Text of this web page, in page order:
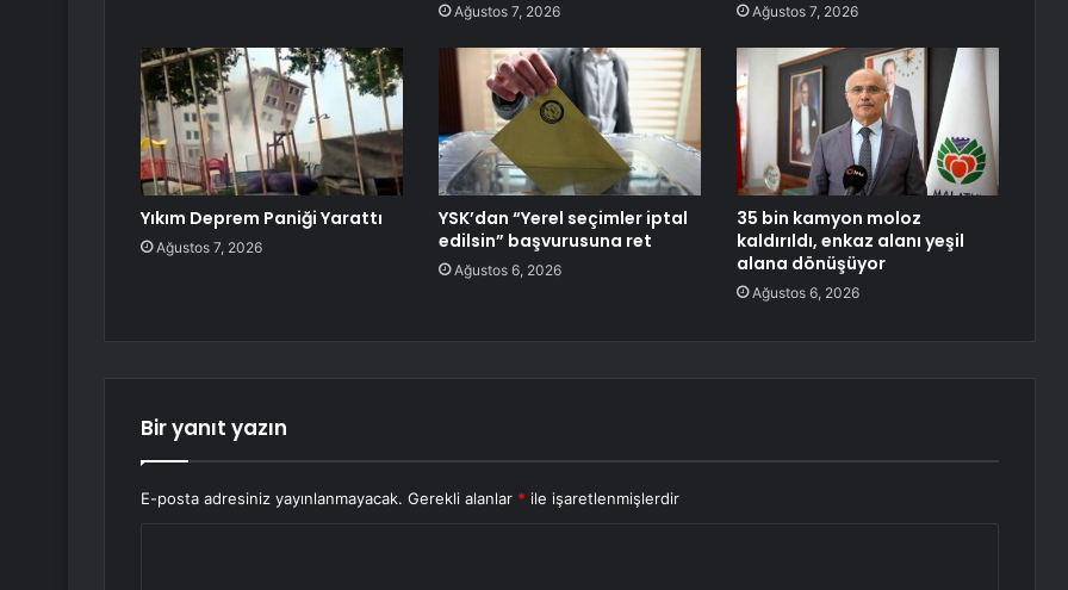
Ağustos 7, 2026 Ağustos 7, 2026
Yıkım Deprem Paniği Yarattı
Ağustos 7, 2026
YSK’dan “Yerel seçimler iptal
edilsin” başvurusuna ret
Ağustos 6, 2026
35 bin kamyon moloz
kaldırıldı, enkaz alanı yeşil
alana dönüşüyor
Ağustos 6, 2026
Bir yanıt yazın
E-posta adresiniz yayınlanmayacak. Gerekli alanlar * ile işaretlenmişlerdir